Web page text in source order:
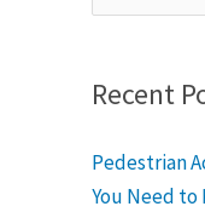
for:
Recent
Pedestrian
You Need to